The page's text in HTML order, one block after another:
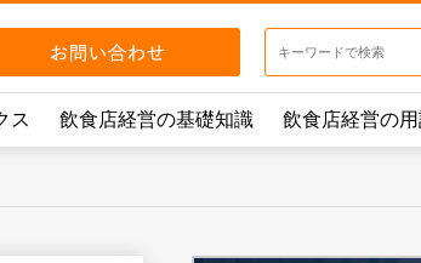
ス 飲食店経営の基礎知識 飲食店経営の